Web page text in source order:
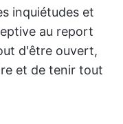
inquiétudes et
au report
d'être ouvert,
et de tenir tout